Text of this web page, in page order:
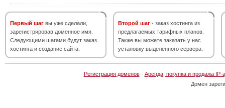
Первый шаг вы уже сделали,
зарегистрировав доменное имя.
Следующими шагами будут заказ
хостинга и создание сайта.
Второй шаг - заказ хостинга из
предлагаемых тарифных планов.
Также вы можете заказать у нас
установку выделенного сервера.
Регистрация доменов· Аренда, покупка и продажа IP-
Домен